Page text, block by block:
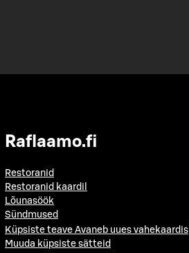
Raflaamo.fi
Restoranid
Restoranid kaardil
Lõunasöök
Sündmused
Küpsiste teave Avaneb uues vahekaardis
Muuda küpsiste sätteid